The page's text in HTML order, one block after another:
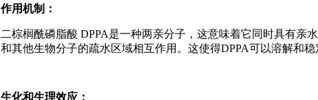
作用机制：
二棕榈酰磷脂酸 DPPA是一种两亲分子，这意味着它同时具有亲
和其他生物分子的疏水区域相互作用。这使得DPPA可以溶解和
生化和生理效应：